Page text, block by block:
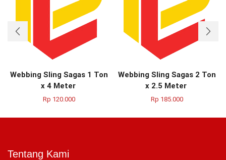
Webbing Sling Sagas 1 Ton
x 4 Meter
Rp 120.000
Webbing Sling Sagas 2 Ton
x 2.5 Meter
Rp 185.000
Tentang Kami